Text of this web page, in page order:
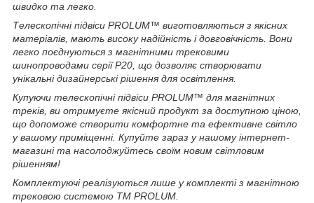
швидко та легко.
Телескопічні підвіси PROLUM™ виготовляються з якісних
матеріалів, мають високу надійність і довговічність. Вони
легко поєднуються з магнітними трековими
шинопроводами серії P20, що дозволяє створювати
унікальні дизайнерські рішення для освітлення.
Купуючи телескопічні підвіси PROLUM™ для магнітних
треків, ви отримуєте якісний продукт за доступною ціною,
що допоможе створити комфортне та ефективне світло
у вашому приміщенні. Купуйте зараз у нашому інтернет-
магазині та насолоджуйтесь своїм новим світловим
рішенням!
Комплектуючі реалізуються лише у комплекті з магнітною
трековою системою ТМ PROLUM.